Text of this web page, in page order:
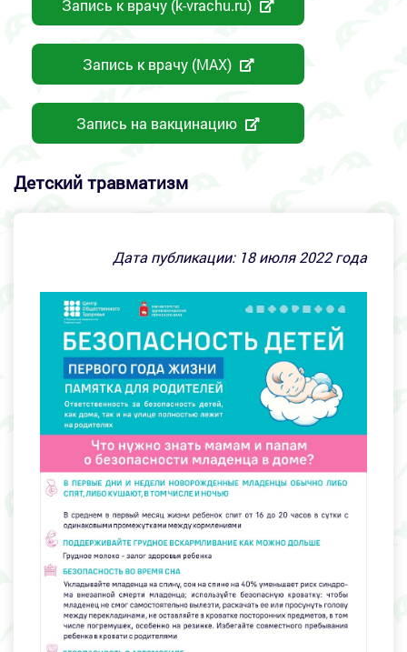
Запись к врачу (k-vrachu.ru)
Запись к врачу (MAX)
Запись на вакцинацию
Детский травматизм
Дата публикации: 18июля 2022 года